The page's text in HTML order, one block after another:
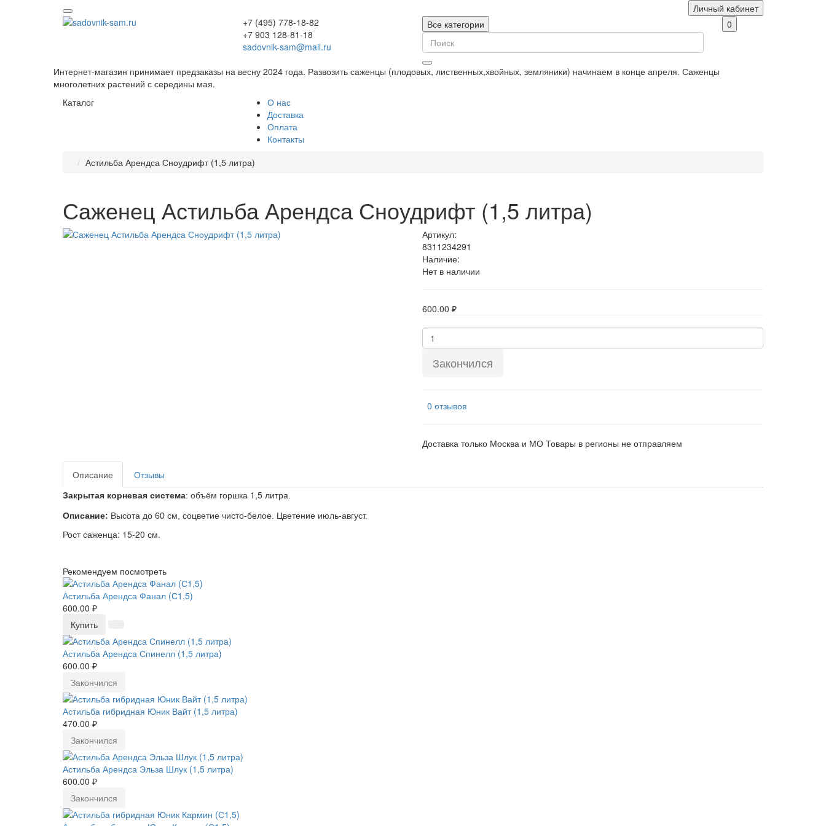
Личный кабинет
+7 (495) 778-18-82
+7 903 128-81-18
sadovnik-sam@mail.ru
0
Все категории
Интернет-магазин принимает предзаказы на весну 2024 года. Развозить саженцы (плодовых, лиственных,хвойных, земляники) начинаем в конце апреля. Саженцы
многолетних растений с середины мая.
Каталог
О нас
Доставка
Оплата
Контакты
Астильба Арендса Сноудрифт (1,5 литра)
Саженец Астильба Арендса Сноудрифт (1,5 литра)
Артикул:
8311234291
Наличие:
Нет в наличии
600.00 ₽
Закончился
0 отзывов
Доставка только Москва и МО Товары в регионы не отправляем
Описание Отзывы
Закрытая корневая система: объём горшка 1,5 литра
Описание: Высота до 60 см, соцветие чисто-белое. Цветение июль-август.
Рост саженца: 15-20 см.
Рекомендуем посмотреть
Астильба Арендса Фанал (С1,5)
600.00 ₽
Купить
Астильба Арендса Спинелл (1,5 литра)
600.00 ₽
Закончился
Астильба гибридная Юник Вайт (1,5 литра)
470.00 ₽
Закончился
Астильба Арендса Эльза Шлук (1,5 литра)
600.00 ₽
Закончился